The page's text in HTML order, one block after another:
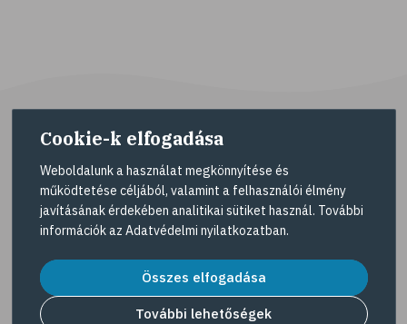
# szegfűszeg
# gyömbér
# kurkuma
# szerecsendió
# gyógynövények
# kardiovaszkuláris betegségek
# szív- és érrendszer
A Gyöngy gyógyszertárat közforgalmú
gyógyszertárként üzemeltető egyes gazdasági
társaságok felelnek az adott gyógyszertár
elérhetőségeit a
Gyógyszertár kereső oldalon
tekintheti meg.
Cookie-k elfogadása
Weboldalunk a használat megkönnyítése és
működtetése céljából, valamint a felhasználói élmény
javításának érdekében analitikai sütiket használ. További
információk az Adatvédelmi nyilatkozatban.
Összes elfogadása
További lehetőségek